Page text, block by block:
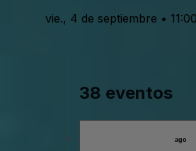
vie., 4 de septiembre • 11:00
38 eventos
ago